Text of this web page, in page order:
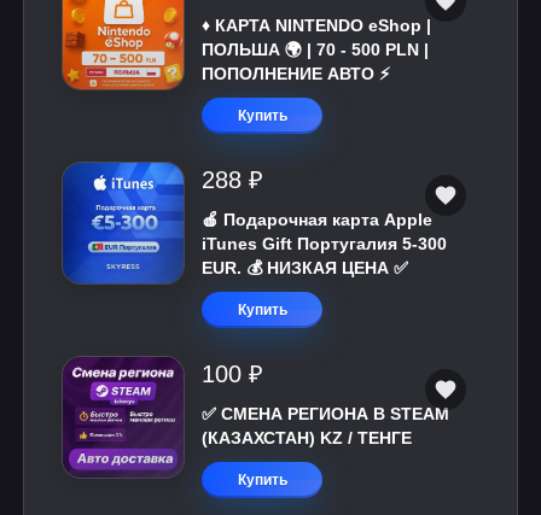
♦️ КАРТА NINTENDO eShop |
ПОЛЬША 🌍 | 70 - 500 PLN |
ПОПОЛНЕНИЕ АВТО ⚡
Купить
288 ₽
🍎 Подарочная карта Apple
iTunes Gift Португалия 5-300
EUR. 💰 НИЗКАЯ ЦЕНА ✅
Купить
100 ₽
✅ СМЕНА РЕГИОНА В STEAM
(КАЗАХСТАН) KZ / ТЕНГЕ
Купить